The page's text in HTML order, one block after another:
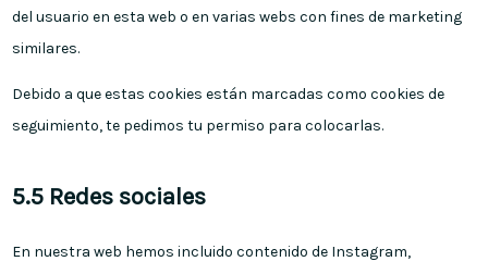
del usuario en esta web o en varias webs con fines de marketing
similares.
Debido a que estas cookies están marcadas como cookies de
seguimiento, te pedimos tu permiso para colocarlas.
5.5 Redes sociales
En nuestra web hemos incluido contenido de Instagram,